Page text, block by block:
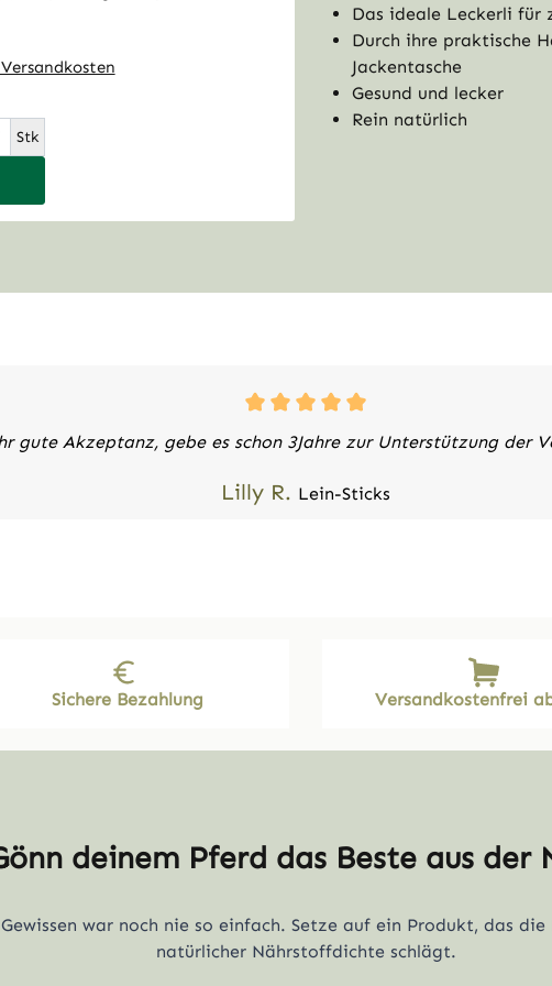
dabei Genuss ohne
Denn Leinsamen sind
Fettsäuren und
Gib den gewünschten Wert ein oder
Stk
Das ideale Leckerli für
Durch ihre praktische
Jackentasche
Gesund und lecker
Rein natürlich
gute Akzeptanz, gebe es schon 3Jahre zur Unterstützung der
Lilly R. Lein-Sticks
Sichere Bezahlung Versandkostenfrei
deinem Pferd das Beste aus der
war noch nie so einfach. Setze auf ein Produkt, das die
natürlicher Nährstoffdichte schlägt.